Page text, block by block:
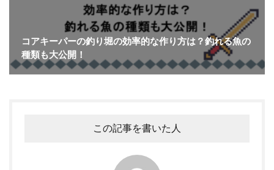
コアキーパーの釣り堀の効率的な作り方は？釣れる魚の
種類も大公開！
この記事を書いた人